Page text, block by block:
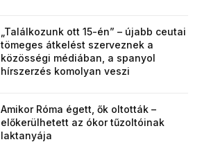
„Találkozunk ott 15-én” – újabb ceutai
tömeges átkelést szerveznek a
közösségi médiában, a spanyol
hírszerzés komolyan veszi
Amikor Róma égett, ők oltották –
előkerülhetett az ókor tűzoltóinak
laktanyája